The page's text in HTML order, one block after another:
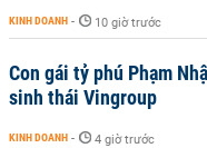
KINH DOANH - 10 giờ trước
Con gái tỷ phú Phạm
sinh thái Vingroup
KINH DOANH - 4 giờ trước